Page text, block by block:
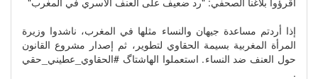
إذا أردتم مساعدة جيهان والنساء مثلها في المغرب، ناشدوا وزيرة
المرأة المغربية بسيمة الحقاوي لتطوير، ثم إصدار مشروع القانون
حول العنف ضد النساء. استعملوا الهاشتاگ #الحقاوي_عطيني_حقي